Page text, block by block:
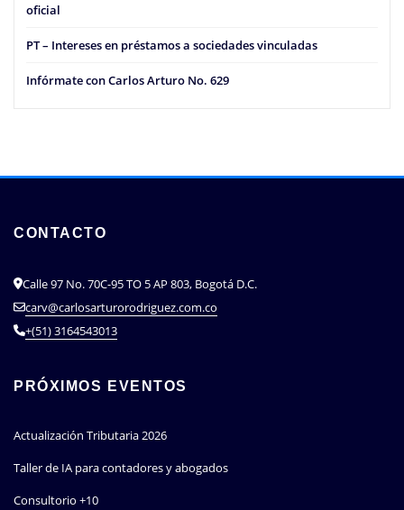
oficial
PT – Intereses en préstamos a sociedades vinculadas
Infórmate con Carlos Arturo No. 629
CONTACTO
Calle 97 No. 70C-95 TO 5 AP 803, Bogotá D.C.
carv@carlosarturorodriguez.com.co
+(51) 3164543013
PRÓXIMOS EVENTOS
Actualización Tributaria 2026
Taller de IA para contadores y abogados
Consultorio +10